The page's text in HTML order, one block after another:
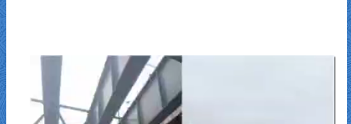
نمایشگر